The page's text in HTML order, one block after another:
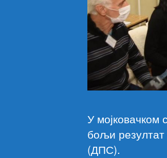
У мојковачком
бољи резултат
(ДПС).